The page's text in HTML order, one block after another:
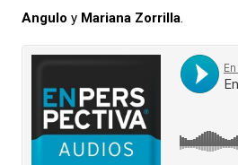
Angulo y Mariana Zorrilla.